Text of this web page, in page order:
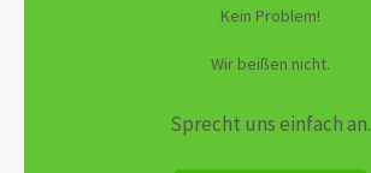
Kein Problem!
Wir beißen nicht.
Sprecht uns einfach an.